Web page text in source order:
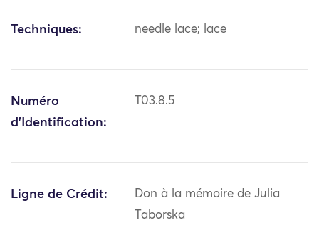
Techniques: needle lace; lace
Numéro
d'Identification:
T03.8.5
Ligne de Crédit:
Don à la mémoire de Julia
Taborska